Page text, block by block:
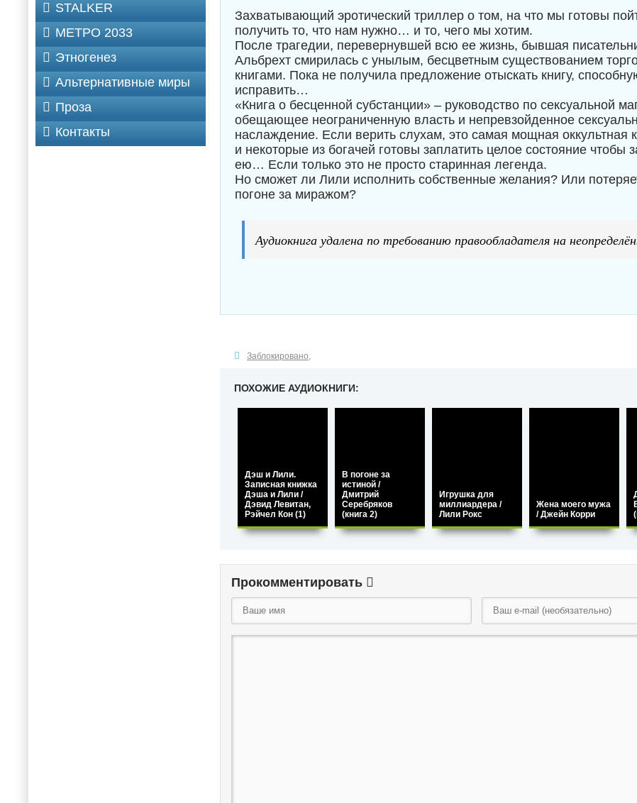
Захватывающий эротический триллер о том, на что мы готовы
получить то, что нам нужно… и то, чего мы хотим.
После трагедии, перевернувшей всю ее жизнь, бывшая
Альбрехт смирилась с унылым, бесцветным существованием
книгами. Пока не получила предложение отыскать книгу,
исправить…
«Книга о бесценной субстанции» – руководство по сексуальной
обещающее неограниченную власть и непревзойденное
наслаждение. Если верить слухам, это самая мощная оккультная
и некоторые из богачей готовы заплатить целое состояние чтобы
ею… Если только это не просто старинная легенда.
Но сможет ли Лили исполнить собственные желания? Или
погоне за миражом?
Аудиокнига удалена по требованию правообладателя на
Заблокировано,
ПОХОЖИЕ АУДИОКНИГИ:
Дэш и Лили.
Записная книжка
Дэша и Лили /
Дэвид Левитан,
Рэйчел Кон (1)
В погоне за
истиной /
Дмитрий
Серебряков
(книга 2)
Игрушка для
миллиардера /
Лили Рокс
Жена моего мужа
/ Джейн Корри
Прокомментировать
STALKER
МЕТРО 2033
Этногенез
Альтернативные миры
Проза
Контакты